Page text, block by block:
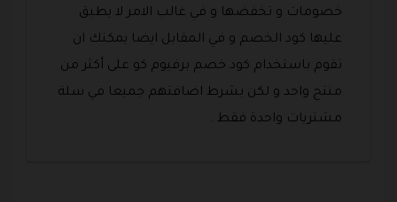
خصومات و تخفضها و في غالب الامر لا يطبق
عليها كود الخصم و في المقابل ايضا يمكنك ان
تقوم باستخدام كود خصم برفيوم كو على أكثر من
منتج واحد و لكن بشرط اضافتهم جميعا في سلة
مشتريات واحدة فقط .